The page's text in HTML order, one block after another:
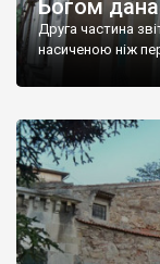
Богом
Друга частина
насиченою ніж